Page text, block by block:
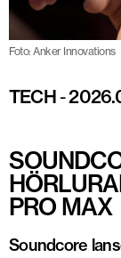
Foto: Anker Innovations
TECH-
PRO MAX
Soundcore